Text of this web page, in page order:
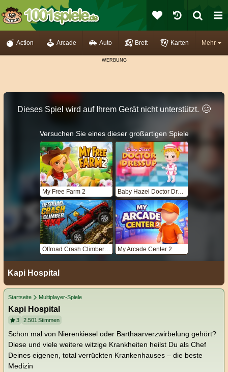
Mehr
Action Arcade Auto Brett Karten
Dieses Spiel wird auf Ihrem Gerät nicht unterstützt. 🥴️
Versuchen Sie eines dieser großartigen Spiele
My Free Farm 2 Baby Hazel Doctor Dressup
Offroad Crash Climber 4X4 My Arcade Center 2
Kapi Hospital
Startseite Multiplayer-Spiele
Kapi Hospital
3 2.501 Stimmen
Schon mal von Nierenkiesel oder Barthaarverzwirbelung gehört?
Diese und viele weitere witzige Krankheiten heilst Du als Chef
Deines eigenen, total verrückten Krankenhauses – die beste
Medizin